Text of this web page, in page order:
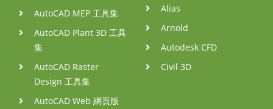
AutoCAD MEP 工具集
AutoCAD Plant 3D 工具
集
AutoCAD Raster
Design 工具集
AutoCAD Web 網頁版
Alias
Arnold
Autodesk CFD
Civil 3D